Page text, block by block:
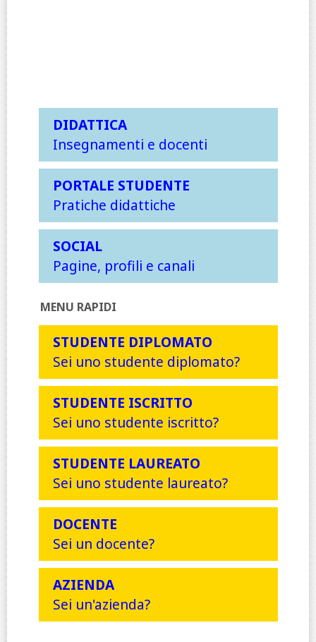
DIDATTICA
Insegnamenti e docenti
PORTALE STUDENTE
Pratiche didattiche
SOCIAL
Pagine, profili e canali
MENU RAPIDI
STUDENTE DIPLOMATO
Sei uno studente diplomato?
STUDENTE ISCRITTO
Sei uno studente iscritto?
STUDENTE LAUREATO
Sei uno studente laureato?
DOCENTE
Sei un docente?
AZIENDA
Sei un'azienda?